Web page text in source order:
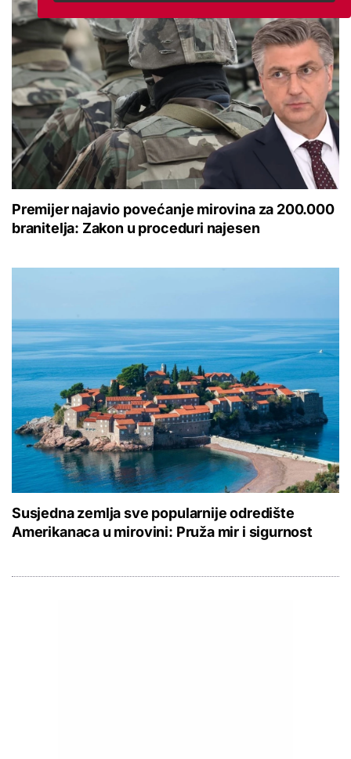
Premijer najavio povećanje mirovina za 200.000
branitelja: Zakon u proceduri najesen
Susjedna zemlja sve popularnije odredište
Amerikanaca u mirovini: Pruža mir i sigurnost